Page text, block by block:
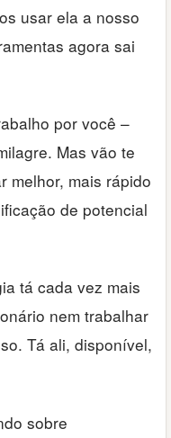
usar ela a nosso
agora sai
por você –
Mas vão te
melhor, mais rápido
de potencial
tá cada vez mais
nem trabalhar
Tá ali, disponível,
sobre